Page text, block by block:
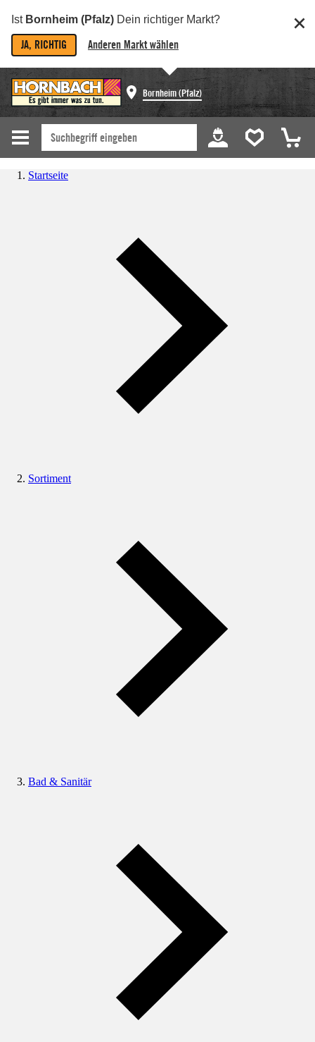
Ist Bornheim (Pfalz) Dein richtiger Markt?
JA, RICHTIG Anderen Markt wählen
Bornheim (Pfalz)
Startseite
Sortiment
Bad & Sanitär